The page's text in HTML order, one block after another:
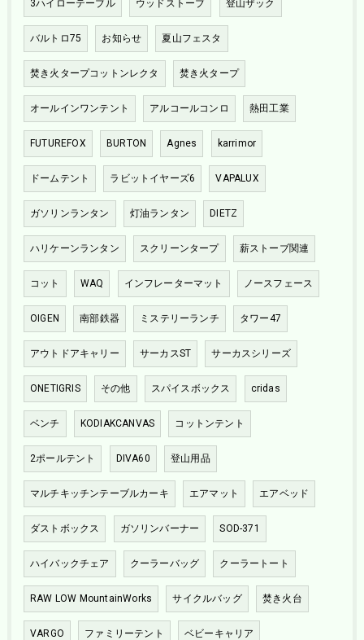
3ハイローテーブル ウッドストーブ 登山ザック
バルトロ75 お知らせ 夏山フェスタ
焚き火タープコットンレクタ 焚き火タープ
オールインワンテント アルコールコンロ 熱田工業
FUTUREFOX BURTON Agnes karrimor
ドームテント ラビットイヤーズ6 VAPALUX
ガソリンランタン 灯油ランタン DIETZ
ハリケーンランタン スクリーンタープ 薪ストーブ関連
コット WAQ インフレーターマット ノースフェース
OIGEN 南部鉄器 ミステリーランチ タワー47
アウトドアキャリー サーカスST サーカスシリーズ
ONETIGRIS その他 スパイスボックス cridas
ベンチ KODIAKCANVAS コットンテント
2ポールテント DIVA60 登山用品
マルチキッチンテーブルカーキ エアマット エアベッド
ダストボックス ガソリンバーナー SOD-371
ハイバックチェア クーラーバッグ クーラートート
RAW LOW MountainWorks サイクルバッグ 焚き火台
VARGO ファミリーテント ベビーキャリア